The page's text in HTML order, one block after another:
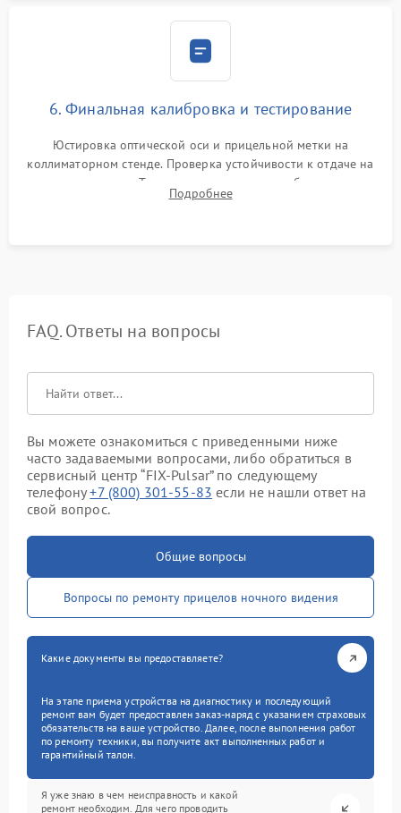
6. Финальная калибровка и тестирование
Юстировка оптической оси и прицельной метки на
коллиматорном стенде. Проверка устойчивости к отдаче на
ударном стенде. Тестирование качества изображения в
темноте, дальности обнаружения и корректной работы всех
Подробнее
FAQ. Ответы на вопросы
Вы можете ознакомиться с приведенными ниже
часто задаваемыми вопросами, либо обратиться в
сервисный центр “FIX-Pulsar” по следующему
телефону+7 (800) 301-55-83 если не нашли ответ на
свой вопрос.
Общие вопросы
Вопросы по ремонту прицелов ночного видения
Какие документы вы предоставляете?
На этапе приема устройства на диагностику и последующий
ремонт вам будет предоставлен заказ-наряд с указанием страховых
обязательств на ваше устройство. Далее, после выполнения работ
по ремонту техники, вы получите акт выполненных работ и
гарантийный талон.
Я уже знаю в чем неисправность и какой
ремонт необходим. Для чего проводить